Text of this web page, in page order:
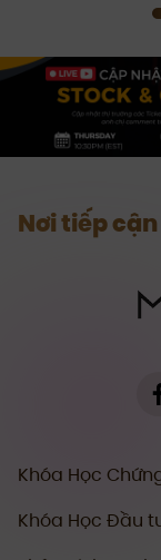
Nơi tiếp
Khóa Học
Khóa Học Đầu